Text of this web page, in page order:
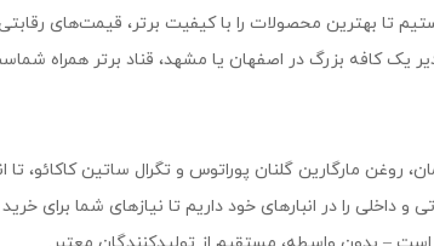
تا بهترین محصولات را با کیفیت برتر، قیمت‌های
کافه بزرگ در اصفهان یا مشهد، قناد برتر همراه
روغن مارگارین گلنان پوراتوس و تگرال ساتین کاکائو، تا
ترک فول مدیوم. ما بیش از ۵۰۰ محصول وارداتی و داخلی را در انبارهای خود داریم تا